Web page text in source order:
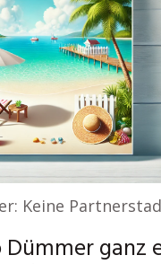
Keine
Dümmer ganz